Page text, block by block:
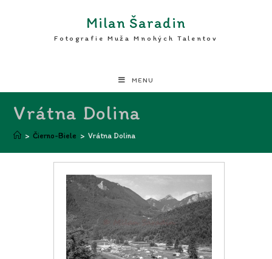
Milan Šaradin
Fotografie Muža Mnohých Talentov
MENU
Vrátna Dolina
> Čierno-Biele > Vrátna Dolina